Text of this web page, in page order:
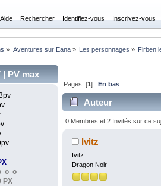
Aide Rechercher Identifiez-vous Inscrivez-vous
» Aventures sur Eana» Les personnages » Firben
| PV max
o o
PX
Pages: [1]En bas
Auteur
0 Membres et 2 Invités sur ce
Ivitz
Ivitz
Dragon Noir